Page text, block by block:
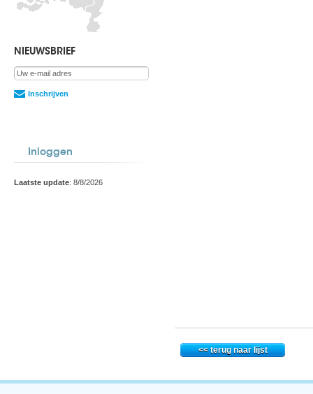
NIEUWSBRIEF
Inschrijven
Inloggen
Laatste update: 8/8/2026